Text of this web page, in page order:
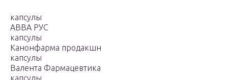
капсулы
АВВА РУС
капсулы
Канонфарма продакшн
капсулы
Валента Фармацевтика
капсулы